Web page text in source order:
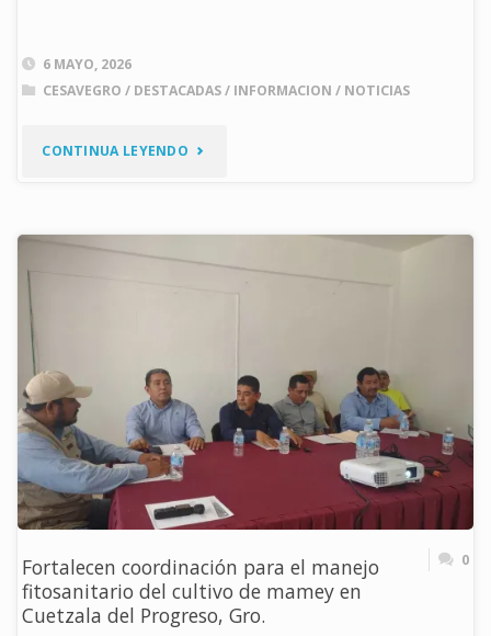
6 MAYO, 2026
CESAVEGRO / DESTACADAS/ INFORMACION / NOTICIAS
CONTINUA LEYENDO "CESAVEGRO
UNE
NACIONAL
2026"
Fortalecen coordinación para el manejo
fitosanitario del cultivo de mamey en
Cuetzala del Progreso, Gro.
0